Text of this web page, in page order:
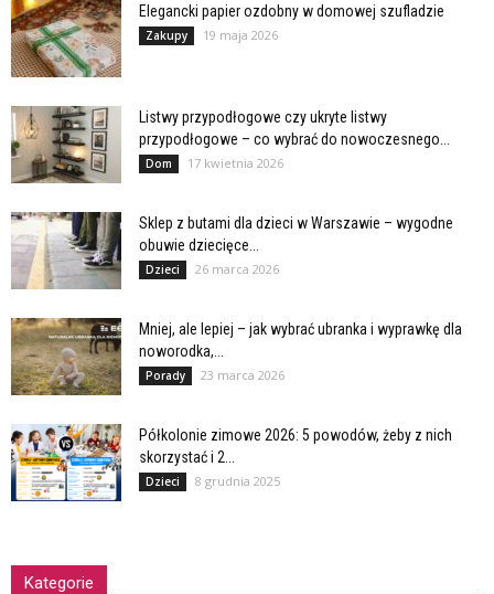
Elegancki papier ozdobny w domowej szufladzie
Zakupy 19 maja 2026
Listwy przypodłogowe czy ukryte listwy
przypodłogowe – co wybrać do nowoczesnego...
Dom 17 kwietnia 2026
Sklep z butami dla dzieci w Warszawie – wygodne
obuwie dziecięce...
Dzieci 26 marca 2026
Mniej, ale lepiej – jak wybrać ubranka i wyprawkę dla
noworodka,...
Porady 23 marca 2026
Półkolonie zimowe 2026: 5 powodów, żeby z nich
skorzystać i 2...
Dzieci 8 grudnia 2025
Kategorie